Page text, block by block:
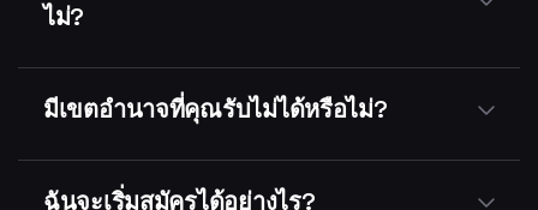
ไม่?
มีเขตอำนาจที่คุณรับไม่ได้หรือไม่?
ฉันจะเริ่มสมัครได้อย่างไร?